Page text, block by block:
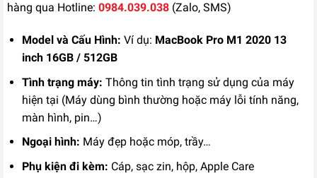
hàng qua Hotline: 0984.039.038 (Zalo, SMS)
Model và Cấu Hình: Ví dụ: MacBook Pro M1 2020 13
inch 16GB / 512GB
Tình trạng máy: Thông tin tình trạng sử dụng của máy
hiện tại (Máy dùng bình thường hoặc máy lỗi tính năng,
màn hình, pin…)
Ngoại hình: Máy đẹp hoặc móp, trầy…
Phụ kiện đi kèm: Cáp, sạc zin, hộp, Apple Care